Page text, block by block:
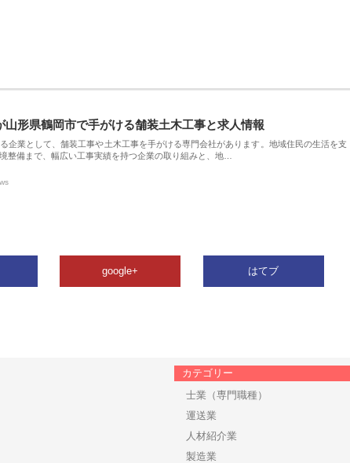
形県鶴岡市で手がける舗装土木工事と求人情報
企業として、舗装工事や土木工事を手がける専門会社があります。地域住民の生活を支
整備まで、幅広い工事実績を持つ企業の取り組みと、地…
google+ はてブ
カテゴリー
士業（専門職種）
運送業
人材紹介業
製造業